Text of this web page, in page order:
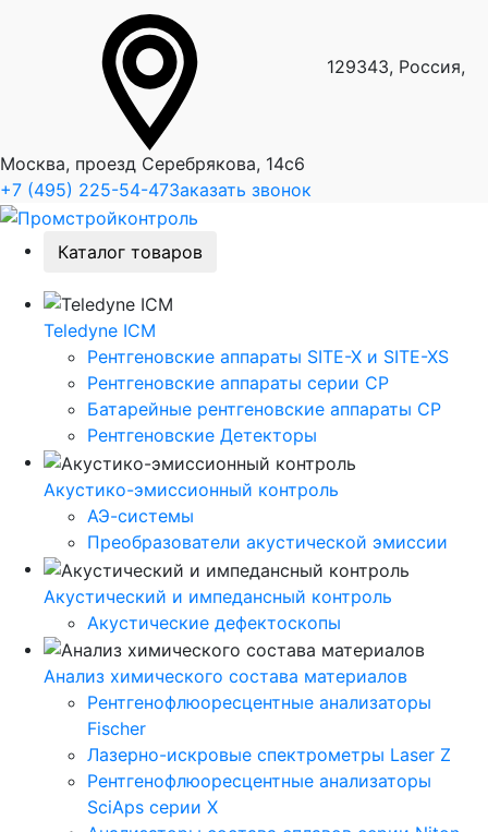
129343, Россия,
Москва, проезд Серебрякова, 14с6
+7 (495) 225-54-47Заказать звонок
Каталог товаров
Teledyne ICM
Рентгеновские аппараты SITE-X и SITE-XS
Рентгеновские аппараты серии CP
Батарейные рентгеновские аппараты CP
Рентгеновские Детекторы
Акустико-эмисcионный контроль
АЭ-системы
Преобразователи акустической эмиссии
Акустический и импедансный контроль
Акустические дефектоскопы
Анализ химического состава материалов
Рентгенофлюоресцентные анализаторы
Fischer
Лазерно-искровые спектрометры Laser Z
Рентгенофлюоресцентные анализаторы
SciAps серии Х